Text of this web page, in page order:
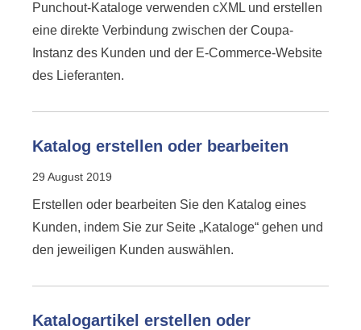
Punchout-Kataloge verwenden cXML und erstellen
eine direkte Verbindung zwischen der Coupa-
Instanz des Kunden und der E-Commerce-Website
des Lieferanten.
Katalog erstellen oder bearbeiten
29 August 2019
Erstellen oder bearbeiten Sie den Katalog eines
Kunden, indem Sie zur Seite „Kataloge“ gehen und
den jeweiligen Kunden auswählen.
Katalogartikel erstellen oder